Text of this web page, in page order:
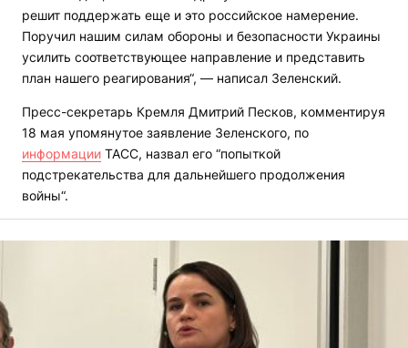
решит поддержать еще и это российское намерение.
Поручил нашим силам обороны и безопасности Украины
усилить соответствующее направление и представить
план нашего реагирования“, — написал Зеленский.
Пресс-секретарь Кремля Дмитрий Песков, комментируя
18 мая упомянутое заявление Зеленского, по
информации ТАСС, назвал его “попыткой
подстрекательства для дальнейшего продолжения
войны“.